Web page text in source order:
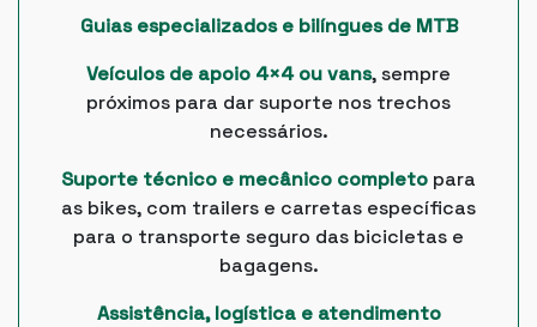
Guias especializados e bilíngues de MTB
Veículos de apoio 4×4 ou vans, sempre
próximos para dar suporte nos trechos
necessários.
Suporte técnico e mecânico completo para
as bikes, com trailers e carretas específicas
para o transporte seguro das bicicletas e
bagagens.
Assistência, logística e atendimento